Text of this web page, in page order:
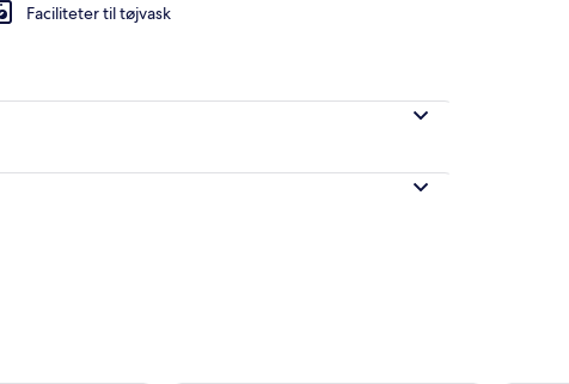
Faciliteter til tøjvask